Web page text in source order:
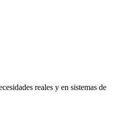
reales y en sistemas de